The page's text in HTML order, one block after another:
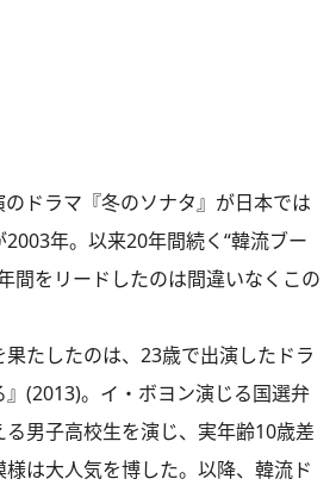
ドラマ『冬のソナタ』が日本では
年。以来20年間続く“韓流ブー
間をリードしたのは間違いなくこの
たしたのは、23歳で出演したドラ
(2013)。イ・ボヨン演じる国選弁
男子高校生を演じ、実年齢10歳差
は大人気を博した。以降、韓流ド